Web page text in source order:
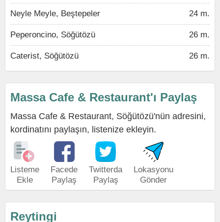
Neyle Meyle, Beştepeler 24 m.
Peperoncino, Söğütözü 26 m.
Caterist, Söğütözü 26 m.
Massa Cafe & Restaurant'ı Paylaş
Massa Cafe & Restaurant, Söğütözü'nün adresini,
kordinatını paylaşın, listenize ekleyin.
Listeme
Ekle
Facede
Paylaş
Twitterda
Paylaş
Lokasyonu
Gönder
Reytingi